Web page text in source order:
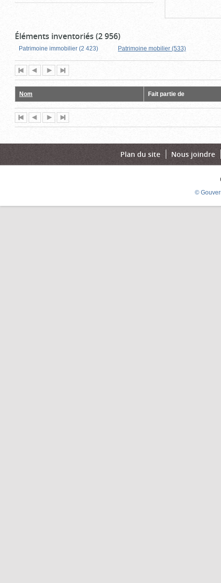
Éléments inventoriés (2 956)
Patrimoine immobilier (2 423) Patrimoine mobilier (533)
Première
page
Page
précédente
suivante
page
Nom Fait partie de
Première
page
Page
précédente
suivante
page
Plan du site Nous joindre
©